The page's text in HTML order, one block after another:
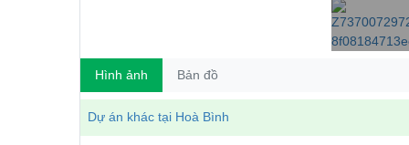
Hình ảnh Bản đồ
Dự án khác tại Hoà Bình